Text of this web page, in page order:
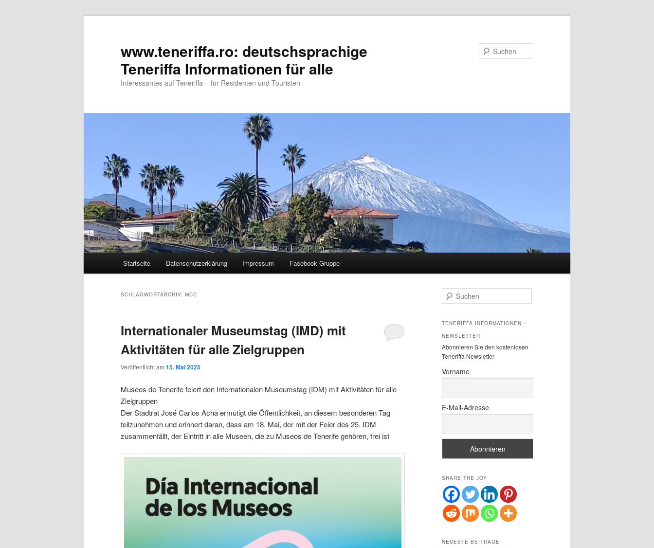
www.teneriffa.ro: deutschsprachige
Teneriffa Informationen für alle
Interessantes auf Teneriffa – für Residenten und Touristen
Zum
springen
Zum
springen
Startseite Datenschutzerklärung Impressum Facebook Gruppe
SCHLAGWORTARCHIV: MCC
Internationaler Museumstag (IMD) mit
Aktivitäten für alle Zielgruppen
Veröffentlicht am 15. Mai 2025
Museos de Tenerife feiert den Internationalen Museumstag (IDM) mit Aktivitäten für alle
Zielgruppen
Der Stadtrat José Carlos Acha ermutigt die Öffentlichkeit, an diesem besonderen Tag
teilzunehmen und erinnert daran, dass am 18. Mai, der mit der Feier des 25. IDM
zusammenfällt, der Eintritt in alle Museen, die zu Museos de Tenerife gehören, frei ist
u
h
n
TENERIFFA INFORMATIONEN –
NEWSLETTER
Abonnieren Sie den kostenlosen
Teneriffa Newsletter
Vorname
E-Mail-Adresse
SHARE THE JOY
NEUESTE BEITRÄGE